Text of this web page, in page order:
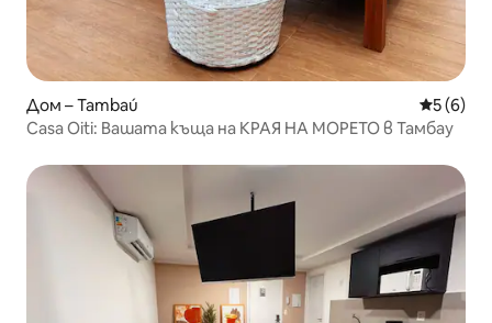
Дом – Tambaú Средна
5 (6)
Casa Oiti: Вашата къща на КРАЯ НА МОРЕТО в Тамбау